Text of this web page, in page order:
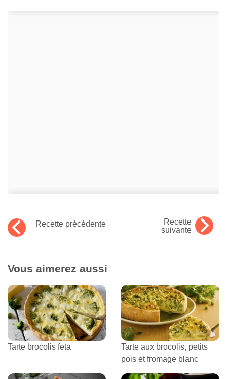
Recette précédente
Recette
suivante
Vous aimerez aussi
Tarte brocolis feta
Tarte aux brocolis, petits
pois et fromage blanc